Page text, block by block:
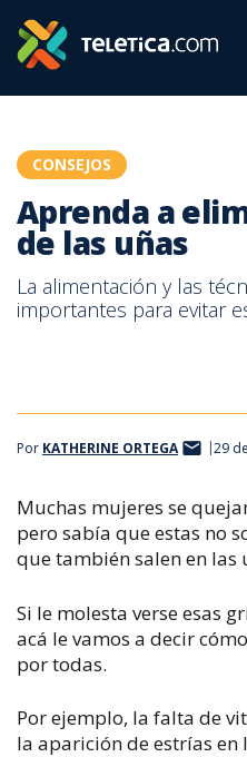
CONSEJOS
Aprenda a
de las uñas
La alimentación y las
importantes para evitar
Por KATHERINE ORTEGA 29
Muchas mujeres se
pero sabía que estas no
que también salen en las
Si le molesta verse esas
acá le vamos a decir
por todas.
Por ejemplo, la falta de
la aparición de estrías en